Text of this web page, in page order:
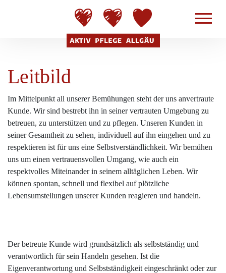
Leitbild
Im Mittelpunkt all unserer Bemühungen steht der uns anvertraute
Kunde. Wir sind bestrebt ihn in seiner vertrauten Umgebung zu
betreuen, zu unterstützen und zu pflegen. Unseren Kunden in
seiner Gesamtheit zu sehen, individuell auf ihn eingehen und zu
respektieren ist für uns eine Selbstverständlichkeit. Wir bemühen
uns um einen vertrauensvollen Umgang, wie auch ein
respektvolles Miteinander in seinem alltäglichen Leben. Wir
können spontan, schnell und flexibel auf plötzliche
Lebensumstellungen unserer Kunden reagieren und handeln.
Der betreute Kunde wird grundsätzlich als selbstständig und
verantwortlich für sein Handeln gesehen. Ist die
Eigenverantwortung und Selbstständigkeit eingeschränkt oder zur